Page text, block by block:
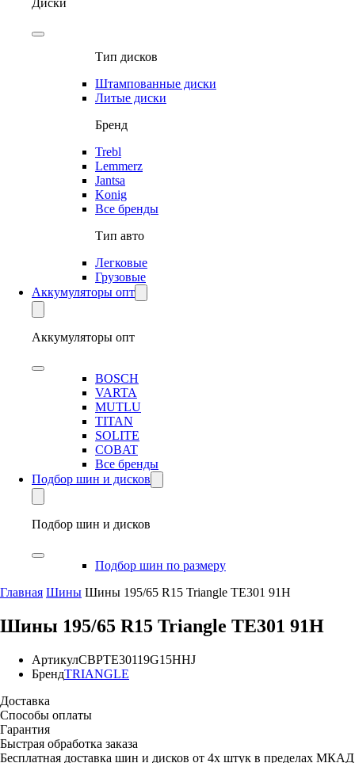
Диски
Тип дисков
Штампованные диски
Литые диски
Бренд
Trebl
Lemmerz
Jantsa
Konig
Все бренды
Тип авто
Легковые
Грузовые
Аккумуляторы опт
Аккумуляторы опт
BOSCH
VARTA
MUTLU
TITAN
SOLITE
COBAT
Все бренды
Подбор шин и дисков
Подбор шин и дисков
Подбор шин по размеру
Главная Шины Шины 195/65 R15 Triangle TE301 91H
Шины 195/65 R15 Triangle TE301 91H
АртикулCBPTE30119G15HHJ
БрендTRIANGLE
Доставка
Способы оплаты
Гарантия
Быстрая обработка заказа
Бесплатная доставка шин и дисков от 4х штук в пределах МКАД